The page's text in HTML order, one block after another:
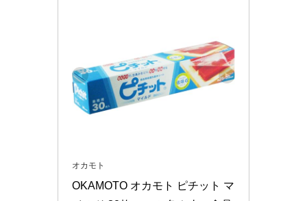
オカモト
OKAMOTO オカモト ピチット マ